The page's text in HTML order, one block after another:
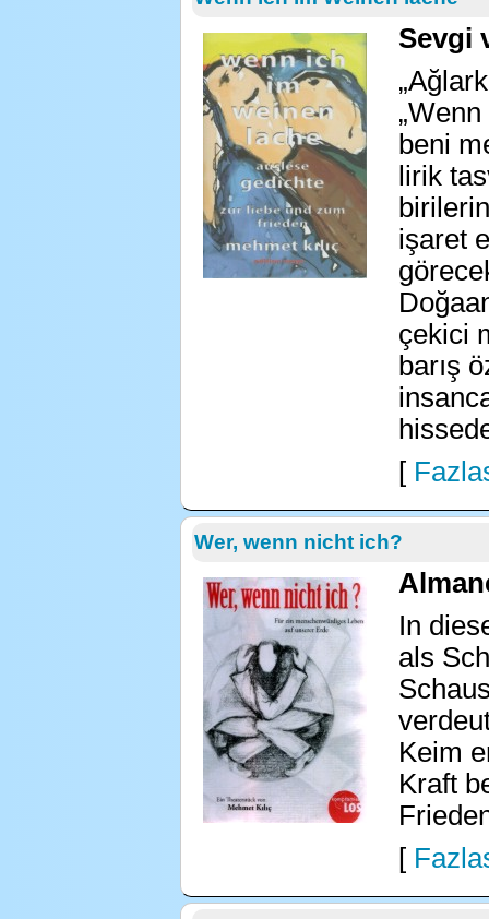
Sevgi
beni
lirik
işaret
çekici
barış
[
Wer, wenn nicht ich?
In
als
Keim
Kraft
[